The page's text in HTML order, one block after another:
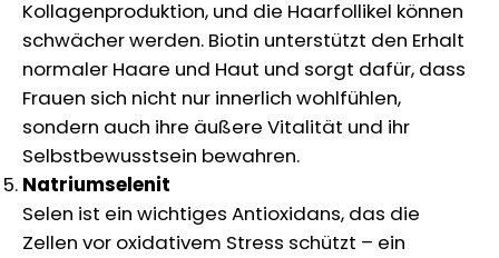
Kollagenproduktion, und die Haarfollikel können
schwächer werden. Biotin unterstützt den Erhalt
normaler Haare und Haut und sorgt dafür, dass
Frauen sich nicht nur innerlich wohlfühlen,
sondern auch ihre äußere Vitalität und ihr
Selbstbewusstsein bewahren.
Natriumselenit
Selen ist ein wichtiges Antioxidans, das die
Zellen vor oxidativem Stress schützt – ein